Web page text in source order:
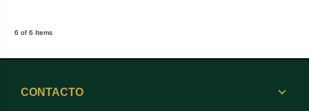
6 of 6 Items
CONTACTO